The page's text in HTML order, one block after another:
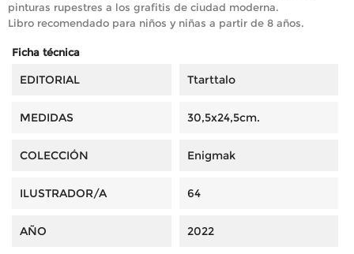
pinturas rupestres a los grafitis de ciudad moderna.
Libro recomendado para niños y niñas a partir de 8 años.
Ficha técnica
EDITORIAL Ttarttalo
MEDIDAS 30,5x24,5cm.
COLECCIÓN Enigmak
ILUSTRADOR/A 64
AÑO 2022